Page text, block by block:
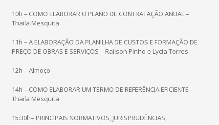
10h – COMO ELABORAR O PLANO DE CONTRATAÇÃO ANUAL –
Thaila Mesquita
11h – A ELABORAÇÃO DA PLANILHA DE CUSTOS E FORMAÇÃO DE
PREÇO DE OBRAS E SERVIÇOS – Railson Pinho e Lycia Torres
12h – Almoço
14h – COMO ELABORAR UM TERMO DE REFERÊNCIA EFICIENTE –
Thaila Mesquita
15:30h– PRINCIPAIS NORMATIVOS, JURISPRUDÊNCIAS,